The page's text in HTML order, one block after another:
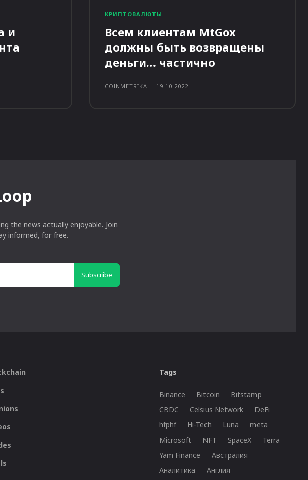
и
КРИПТОВАЛЮТЫ
Всем клиентам MtGox
должны быть возвращены
деньги… частично
COINMETRIKA - 19.10.2022
the news actually enjoyable. Join
informed, for free.
Subscribe
Tags
Binance Bitcoin
Bitstamp
CBDC
Celsius Network
DeFi
hfphf
Hi-Tech Luna
meta
Microsoft
NFT SpaceX
Terra
Yam Finance
Австралия
Аналитика
Англия